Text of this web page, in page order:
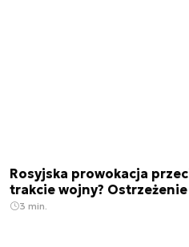
Rosyjska prowokacja
trakcie wojny? Ostrzeżenie
3 min.